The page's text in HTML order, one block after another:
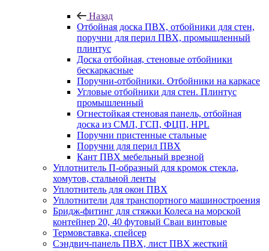
Назад
Отбойная доска ПВХ, отбойники для стен,
поручни для перил ПВХ, промышленный
плинтус
Доска отбойная, стеновые отбойники
бескаркасные
Поручни-отбойники. Отбойники на каркасе
Угловые отбойники для стен. Плинтус
промышленный
Огнестойкая стеновая панель, отбойная
доска из СМЛ, ГСП, ФЦП, HPL
Поручни пристенные стальные
Поручни для перил ПВХ
Кант ПВХ мебельный врезной
Уплотнитель П-образный для кромок стекла,
хомутов, стальной ленты
Уплотнитель для окон ПВХ
Уплотнители для транспортного машиностроения
Бридж-фитинг для стяжки Колеса на морской
контейнер 20, 40 футовый Сваи винтовые
Термовставка, спейсер
Сэндвич-панель ПВХ, лист ПВХ жесткий